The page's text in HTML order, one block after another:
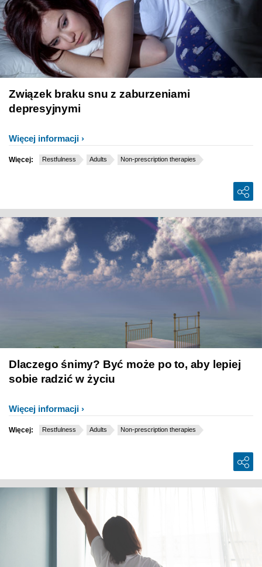
Związek braku snu z zaburzeniami
depresyjnymi
Więcej informacji
Więcej: Restfulness Adults Non-prescription therapies
Dlaczego śnimy? Być może po to, aby lepiej
sobie radzić w życiu
Więcej informacji
Więcej: Restfulness Adults Non-prescription therapies